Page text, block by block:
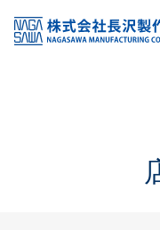
KSS加盟店・取扱店情報
店舗一覧